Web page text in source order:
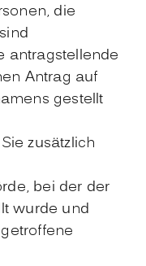
die
antragstellende
Antrag auf
gestellt
zusätzlich
bei der der
wurde und